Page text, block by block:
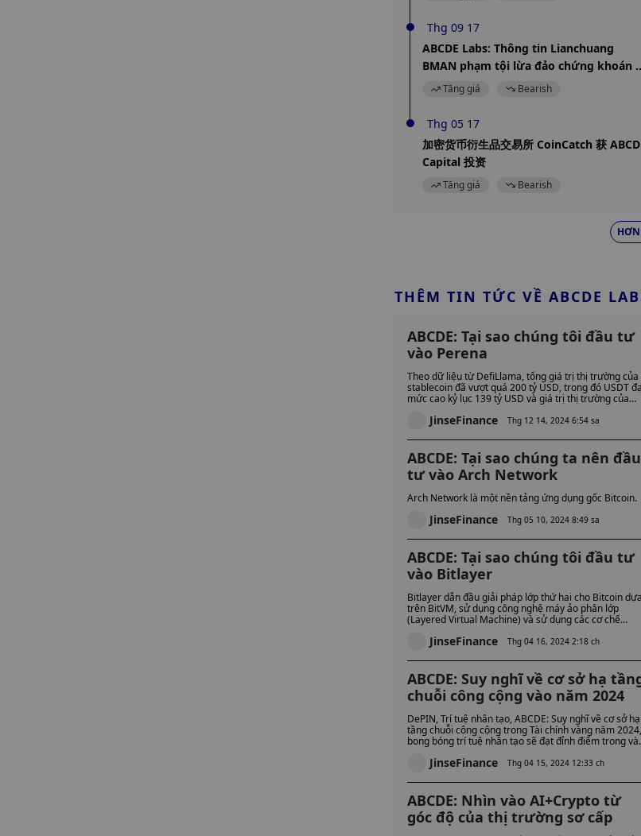
Thg 09 17
ABCDE Labs: Thông tin Lianchuang
BMAN phạm tội lừa đảo chứng khoán
sai sự thật
Tăng giá Bearish
Thg 05 17
加密货币衍生品交易所 CoinCatch 获
Capital 投资
Tăng giá Bearish
HƠN
THÊM TIN TỨC VỀ ABCDE
ABCDE: Tại sao chúng tôi đầu tư
vào Perena
Theo dữ liệu từ DefiLlama, tổng giá trị thị trường của
stablecoin đã vượt quá 200 tỷ USD, trong đó USDT
mức cao kỷ lục 139 tỷ USD và giá trị thị trường của
JinseFinance Thg 12 14, 2024 6:54 sa
ABCDE: Tại sao chúng ta nên đầu
tư vào Arch Network
Arch Network là một nền tảng ứng dụng gốc Bitcoin.
JinseFinance Thg 05 10, 2024 8:49 sa
ABCDE: Tại sao chúng tôi đầu tư
vào Bitlayer
Bitlayer dẫn đầu giải pháp lớp thứ hai cho Bitcoin
trên BitVM, sử dụng công nghệ máy ảo phân lớp
(Layered Virtual Machine) và sử dụng các cơ chế
quan (op) để hỗ trợ các tính toán khác nhau.
JinseFinance Thg 04 16, 2024 2:18 ch
ABCDE: Suy nghĩ về cơ sở hạ
chuỗi công cộng vào năm 2024
DePIN, Trí tuệ nhân tạo, ABCDE: Suy nghĩ về cơ sở hạ
tầng chuỗi công cộng trong Tài chính vàng năm 2024,
bong bóng trí tuệ nhân tạo sẽ đạt đỉnh điểm trong vài
JinseFinance Thg 04 15, 2024 12:33 ch
ABCDE: Nhìn vào AI+Crypto từ
góc độ của thị trường sơ cấp